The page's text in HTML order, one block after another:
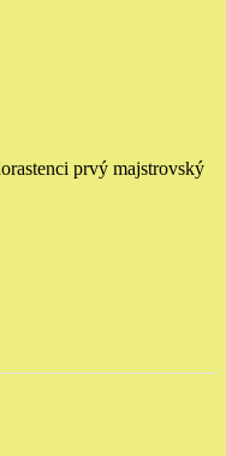
prvý majstrovský